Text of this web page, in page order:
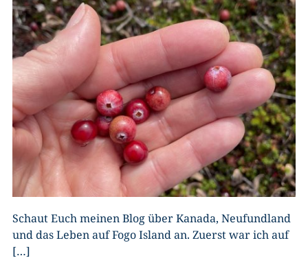
Schaut Euch meinen Blog über Kanada, Neufundland
und das Leben auf Fogo Island an. Zuerst war ich auf
[…]